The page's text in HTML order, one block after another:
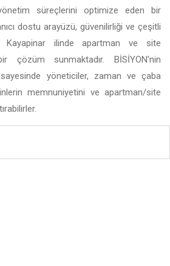
süreçlerini optimize eden bir
dostu arayüzü, güvenilirliği ve çeşitli
Kayapinar ilinde apartman ve site
çözüm sunmaktadır. BİSİYON'nin
sayesinde yöneticiler, zaman ve çaba
memnuniyetini ve apartman/site